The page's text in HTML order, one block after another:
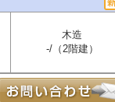
木造
-/（2階建）